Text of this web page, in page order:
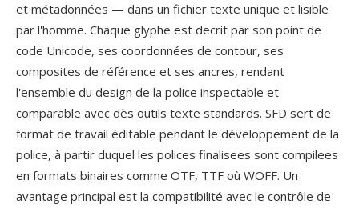
et métadonnées — dans un fichier texte unique et lisible
par l'homme. Chaque glyphe est decrit par son point de
code Unicode, ses coordonnées de contour, ses
composites de référence et ses ancres, rendant
l'ensemble du design de la police inspectable et
comparable avec dès outils texte standards. SFD sert de
format de travail éditable pendant le développement de la
police, à partir duquel les polices finalisees sont compilees
en formats binaires comme OTF, TTF où WOFF. Un
avantage principal est la compatibilité avec le contrôle de